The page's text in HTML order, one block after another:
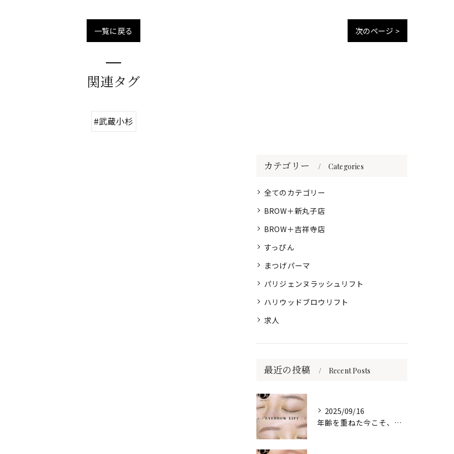
一覧に戻る 次のページ >
関連タグ
#武蔵小杉
カテゴリー Categories
全てのカテゴリー
BROW＋新丸子店
BROW＋吉祥寺店
すっぴん
まつげパーマ
パリジェンヌラッシュリフト
ハリウッドブロウリフト
求人
最近の投稿 Recent Posts
2025/09/16
年齢を重ねた今こそ、自然な美しさを目元に🌷